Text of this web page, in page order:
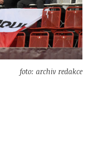
foto: archiv redakce